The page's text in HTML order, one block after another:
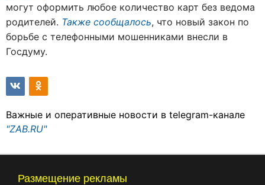
могут оформить любое количество карт без ведома
родителей. Также сообщалось, что новый закон по
борьбе с телефонными мошенниками внесли в
Госдуму.
Важные и оперативные новости в telegram-канале
"ZAB.RU"
Размещение рекламы